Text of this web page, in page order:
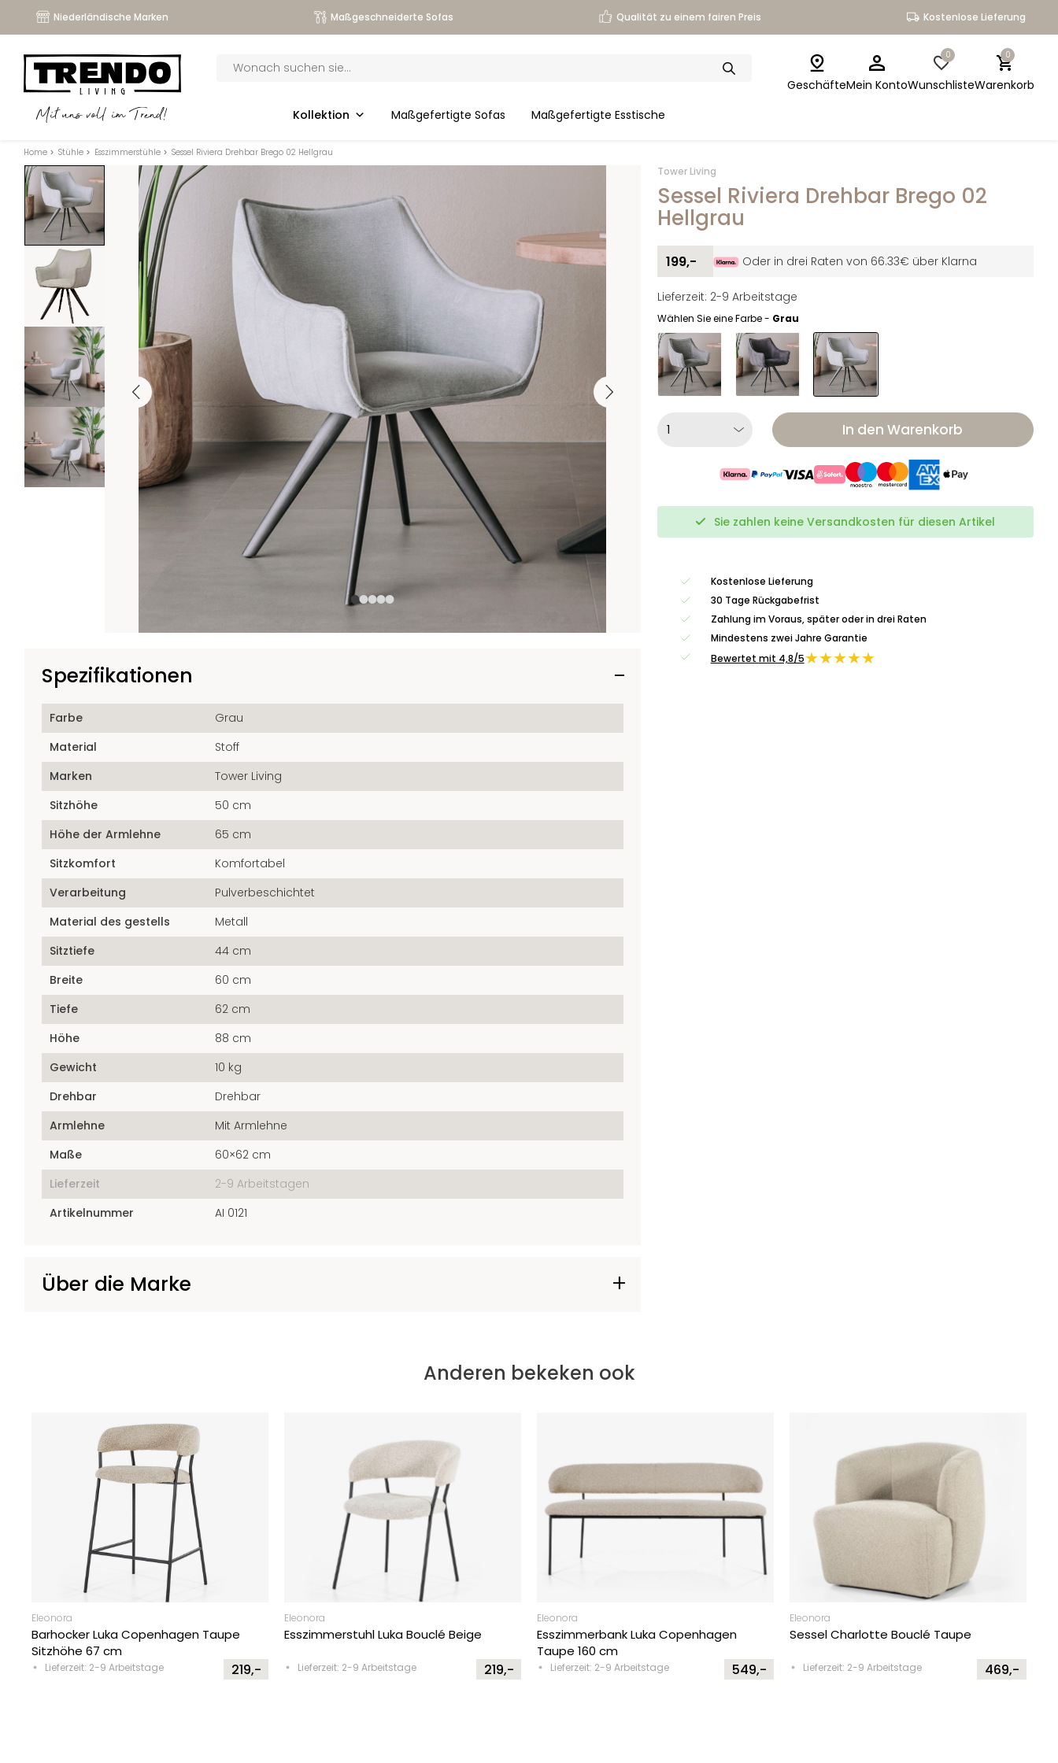
Niederländische Marken Maßgeschneiderte Sofas Qualität zu einem fairen Preis Kostenlose Lieferung
Mit uns voll im Trend!
search
Kollektion Maßgefertigte Sofas Maßgefertigte Esstische
GeschäfteMein Konto
0
Wunschliste
0
Warenkorb
Home > Stühle > Esszimmerstühle > Sessel Riviera Drehbar Brego 02 Hellgrau
Spezifikationen
Farbe
Grau
Material
Stoff
Marken
Tower Living
Sitzhöhe
50 cm
Höhe der Armlehne
65 cm
Sitzkomfort
Komfortabel
Verarbeitung
Pulverbeschichtet
Material des gestells
Metall
Sitztiefe
44 cm
Breite
60 cm
Tiefe
62 cm
Höhe
88 cm
Gewicht
10 kg
Drehbar
Drehbar
Armlehne
Mit Armlehne
Maße
60×62 cm
Lieferzeit
2-9 Arbeitstagen
Artikelnummer
AI 0121
Über die Marke
Tower Living
Sessel Riviera Drehbar Brego 02
Hellgrau
199,- Oder in drei Raten von 66.33€ über Klarna
Lieferzeit: 2-9 Arbeitstage
Wählen Sie eine Farbe - Grau
In den Warenkorb
Sie zahlen keine Versandkosten für diesen Artikel
Kostenlose Lieferung
30 Tage Rückgabefrist
Zahlung im Voraus, später oder in drei Raten
Mindestens zwei Jahre Garantie
Bewertet mit 4,8/5★★★★★
Anderen bekeken ook
Eleonora
Barhocker Luka Copenhagen Taupe
Sitzhöhe 67 cm
Lieferzeit: 2-9 Arbeitstage 219,-
Eleonora
Esszimmerstuhl Luka Bouclé Beige
Lieferzeit: 2-9 Arbeitstage 219,-
Eleonora
Esszimmerbank Luka Copenhagen
Taupe 160 cm
Lieferzeit: 2-9 Arbeitstage 549,-
Eleonora
Sessel Charlotte Bouclé Taupe
Lieferzeit: 2-9 Arbeitstage 469,-